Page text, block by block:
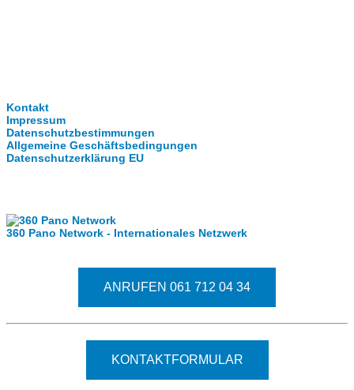
Kontakt
Impressum
Datenschutzbestimmungen
Allgemeine Geschäftsbedingungen
Datenschutzerklärung EU
360 Pano Network - Internationales Netzwerk
ANRUFEN 061 712 04 34
KONTAKTFORMULAR